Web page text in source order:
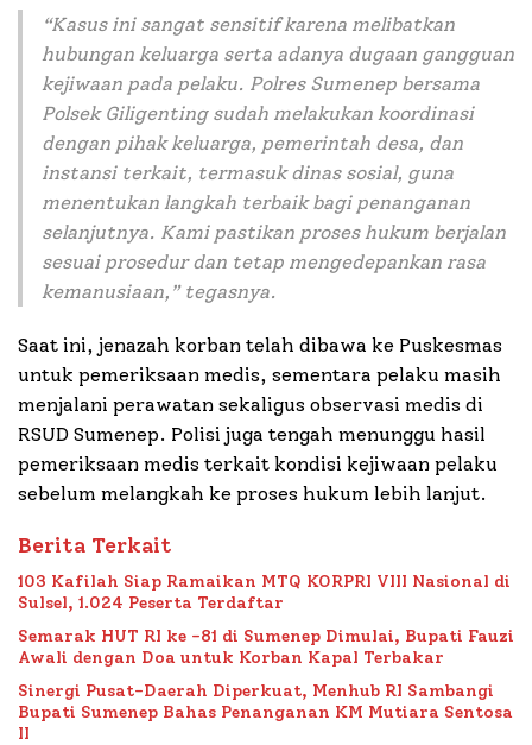
“Kasus ini sangat sensitif karena melibatkan
hubungan keluarga serta adanya dugaan gangguan
kejiwaan pada pelaku. Polres Sumenep bersama
Polsek Giligenting sudah melakukan koordinasi
dengan pihak keluarga, pemerintah desa, dan
instansi terkait, termasuk dinas sosial, guna
menentukan langkah terbaik bagi penanganan
selanjutnya. Kami pastikan proses hukum berjalan
sesuai prosedur dan tetap mengedepankan rasa
kemanusiaan,” tegasnya.
Saat ini, jenazah korban telah dibawa ke Puskesmas
untuk pemeriksaan medis, sementara pelaku masih
menjalani perawatan sekaligus observasi medis di
RSUD Sumenep. Polisi juga tengah menunggu hasil
pemeriksaan medis terkait kondisi kejiwaan pelaku
sebelum melangkah ke proses hukum lebih lanjut.
Berita Terkait
103 Kafilah Siap Ramaikan MTQ KORPRI VIII Nasional di
Sulsel, 1.024 Peserta Terdaftar
Semarak HUT RI ke -81 di Sumenep Dimulai, Bupati Fauzi
Awali dengan Doa untuk Korban Kapal Terbakar
Sinergi Pusat-Daerah Diperkuat, Menhub RI Sambangi
Bupati Sumenep Bahas Penanganan KM Mutiara Sentosa
II